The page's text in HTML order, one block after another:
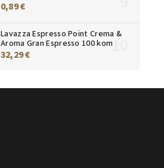
0,89 €
Lavazza Espresso Point Crema &
Aroma Gran Espresso 100 kom
32,29 €